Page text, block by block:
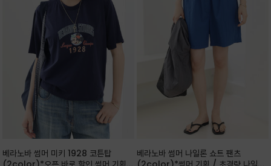
베라노바 썸머 미키 1928 코튼탑
베라노바 썸머 나일론 쇼트 팬츠